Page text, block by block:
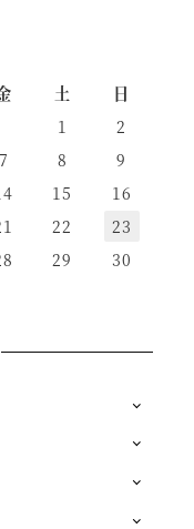
土
日
1
2
7 8
9
15
16
22
23
29
30